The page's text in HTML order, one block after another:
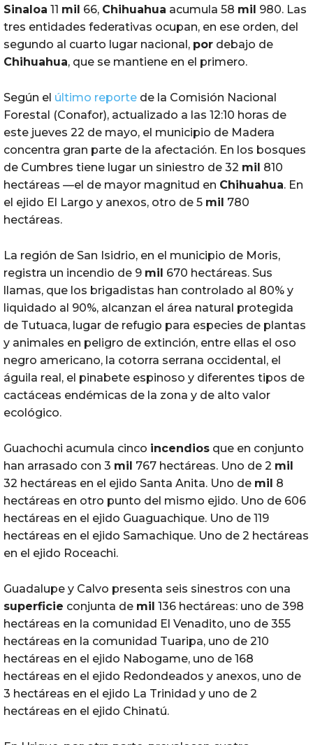
Sinaloa 11 mil 66, Chihuahua acumula 58 mil 980. Las
tres entidades federativas ocupan, en ese orden, del
segundo al cuarto lugar nacional, por debajo de
Chihuahua, que se mantiene en el primero.
Según el último reporte de la Comisión Nacional
Forestal (Conafor), actualizado a las 12:10 horas de
este jueves 22 de mayo, el municipio de Madera
concentra gran parte de la afectación. En los bosques
de Cumbres tiene lugar un siniestro de 32 mil 810
hectáreas —el de mayor magnitud en Chihuahua. En
el ejido El Largo y anexos, otro de 5 mil 780
hectáreas.
La región de San Isidrio, en el municipio de Moris,
registra un incendio de 9 mil 670 hectáreas. Sus
llamas, que los brigadistas han controlado al 80% y
liquidado al 90%, alcanzan el área natural protegida
de Tutuaca, lugar de refugio para especies de plantas
y animales en peligro de extinción, entre ellas el oso
negro americano, la cotorra serrana occidental, el
águila real, el pinabete espinoso y diferentes tipos de
cactáceas endémicas de la zona y de alto valor
ecológico.
Guachochi acumula cinco incendios que en conjunto
han arrasado con 3 mil 767 hectáreas. Uno de 2 mil
32 hectáreas en el ejido Santa Anita. Uno de mil 8
hectáreas en otro punto del mismo ejido. Uno de 606
hectáreas en el ejido Guaguachique. Uno de 119
hectáreas en el ejido Samachique. Uno de 2 hectáreas
en el ejido Roceachi.
Guadalupe y Calvo presenta seis sinestros con una
superficie conjunta de mil 136 hectáreas: uno de 398
hectáreas en la comunidad El Venadito, uno de 355
hectáreas en la comunidad Tuaripa, uno de 210
hectáreas en el ejido Nabogame, uno de 168
hectáreas en el ejido Redondeados y anexos, uno de
3 hectáreas en el ejido La Trinidad y uno de 2
hectáreas en el ejido Chinatú.